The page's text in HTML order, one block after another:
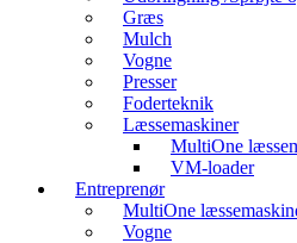
Græs
Mulch
Vogne
Presser
Foderteknik
Læssemaskiner
MultiOne
VM-loader
Entreprenør
MultiOne
Vogne